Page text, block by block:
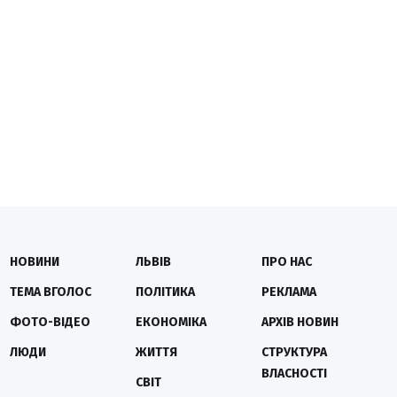
НОВИНИ
ТЕМА ВГОЛОС
ФОТО-ВІДЕО
ЛЮДИ
ЛЬВІВ
ПОЛІТИКА
ЕКОНОМІКА
ЖИТТЯ
СВІТ
ПРО НАС
РЕКЛАМА
АРХІВ НОВИН
СТРУКТУРА
ВЛАСНОСТІ